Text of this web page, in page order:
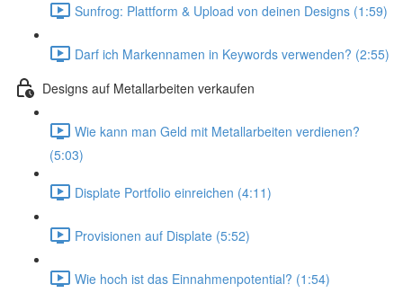
Sunfrog: Plattform & Upload von deinen Designs (1:59)
Darf ich Markennamen in Keywords verwenden? (2:55)
Designs auf Metallarbeiten verkaufen
Wie kann man Geld mit Metallarbeiten verdienen?
(5:03)
Displate Portfolio einreichen (4:11)
Provisionen auf Displate (5:52)
Wie hoch ist das Einnahmenpotential? (1:54)